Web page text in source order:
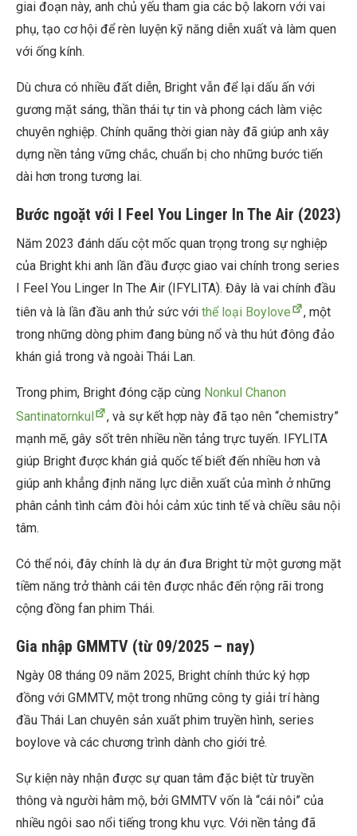
giai đoạn này, anh chủ yếu tham gia các bộ lakorn với vai
phụ, tạo cơ hội để rèn luyện kỹ năng diễn xuất và làm quen
với ống kính.
Dù chưa có nhiều đất diễn, Bright vẫn để lại dấu ấn với
gương mặt sáng, thần thái tự tin và phong cách làm việc
chuyên nghiệp. Chính quãng thời gian này đã giúp anh xây
dựng nền tảng vững chắc, chuẩn bị cho những bước tiến
dài hơn trong tương lai.
Bước ngoặt với I Feel You Linger In The Air (2023)
Năm 2023 đánh dấu cột mốc quan trọng trong sự nghiệp
của Bright khi anh lần đầu được giao vai chính trong series
I Feel You Linger In The Air (IFYLITA). Đây là vai chính đầu
tiên và là lần đầu anh thử sức với thể loại Boylove
, một
trong những dòng phim đang bùng nổ và thu hút đông đảo
khán giả trong và ngoài Thái Lan.
Trong phim, Bright đóng cặp cùng Nonkul Chanon
Santinatornkul
, và sự kết hợp này đã tạo nên “chemistry”
mạnh mẽ, gây sốt trên nhiều nền tảng trực tuyến. IFYLITA
giúp Bright được khán giả quốc tế biết đến nhiều hơn và
giúp anh khẳng định năng lực diễn xuất của mình ở những
phân cảnh tình cảm đòi hỏi cảm xúc tinh tế và chiều sâu nội
tâm.
Có thể nói, đây chính là dự án đưa Bright từ một gương mặt
tiềm năng trở thành cái tên được nhắc đến rộng rãi trong
cộng đồng fan phim Thái.
Gia nhập GMMTV (từ 09/2025 – nay)
Ngày 08 tháng 09 năm 2025, Bright chính thức ký hợp
đồng với GMMTV, một trong những công ty giải trí hàng
đầu Thái Lan chuyên sản xuất phim truyền hình, series
boylove và các chương trình dành cho giới trẻ.
Sự kiện này nhận được sự quan tâm đặc biệt từ truyền
thông và người hâm mộ, bởi GMMTV vốn là “cái nôi” của
nhiều ngôi sao nổi tiếng trong khu vực. Với nền tảng đã